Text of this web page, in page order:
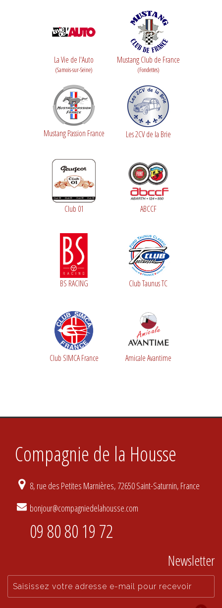
La Vie de l'Auto
(Samois-sur-Seine)
Mustang Club de France
(Fondettes)
Mustang Passion France Les 2CV de la Brie
Club 01 ABCCF
BS RACING Club Taunus TC
Club SIMCA France Amicale Avantime
Compagnie de la Housse
8, rue des Petites Marnières, 72650 Saint-Saturnin, France
bonjour@compagniedelahousse.com
09 80 80 19 72
Newsletter